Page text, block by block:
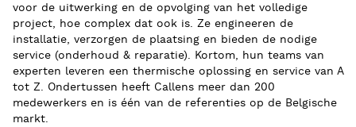
voor de uitwerking en de opvolging van het volledige
project, hoe complex dat ook is. Ze engineeren de
installatie, verzorgen de plaatsing en bieden de nodige
service (onderhoud & reparatie). Kortom, hun teams van
experten leveren een thermische oplossing en service van A
tot Z. Ondertussen heeft Callens meer dan 200
medewerkers en is één van de referenties op de Belgische
markt.